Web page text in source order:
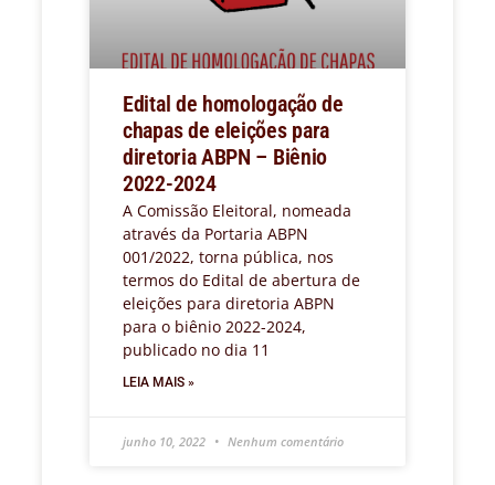
Edital de homologação de
chapas de eleições para
diretoria ABPN – Biênio
2022-2024
A Comissão Eleitoral, nomeada
através da Portaria ABPN
001/2022, torna pública, nos
termos do Edital de abertura de
eleições para diretoria ABPN
para o biênio 2022-2024,
publicado no dia 11
LEIA MAIS »
junho 10, 2022 Nenhum comentário